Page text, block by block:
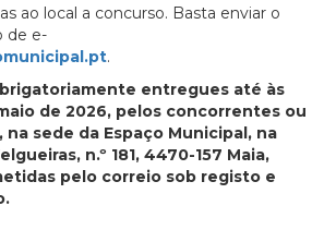
ao local a concurso. Basta enviar o
de e-
.
entregues até às
de 2026, pelos concorrentes ou
sede da Espaço Municipal, na
n.º 181, 4470-157 Maia,
pelo correio sob registo e